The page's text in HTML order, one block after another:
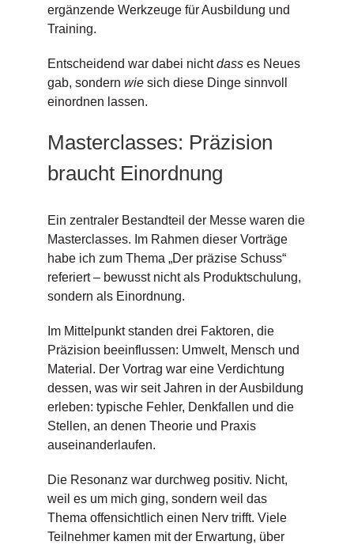
ergänzende Werkzeuge für Ausbildung und
Training.
Entscheidend war dabei nichtdasses Neues
gab, sondern wiesich diese Dinge sinnvoll
einordnen lassen.
Masterclasses: Präzision
braucht Einordnung
Ein zentraler Bestandteil der Messe waren die
Masterclasses. Im Rahmen dieser Vorträge
habe ich zum Thema „Der präzise Schuss“
referiert – bewusst nicht als Produktschulung,
sondern als Einordnung.
Im Mittelpunkt standen drei Faktoren, die
Präzision beeinflussen: Umwelt, Mensch und
Material. Der Vortrag war eine Verdichtung
dessen, was wir seit Jahren in der Ausbildung
erleben: typische Fehler, Denkfallen und die
Stellen, an denen Theorie und Praxis
auseinanderlaufen.
Die Resonanz war durchweg positiv. Nicht,
weil es um mich ging, sondern weil das
Thema offensichtlich einen Nerv trifft. Viele
Teilnehmer kamen mit der Erwartung, über